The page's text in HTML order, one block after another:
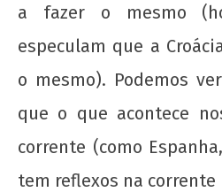
22 de
agosto
a fazer o mesmo
especulam que a
o mesmo). Podemos
que o que acontece
corrente (como
tem reflexos na